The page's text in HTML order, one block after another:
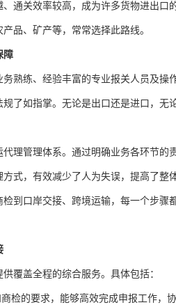
通关效率较高，成为许多货物进出
品、矿产等，常常选择此路线。
障
熟练、经验丰富的专业报关人员及操
了如指掌。无论是出口还是进口，无
理管理体系。通过明确业务各环节
式，有效减少了人为失误，提高了
到口岸交接、跨境运输，每一个步
覆盖全程的综合服务。具体包括：
检的要求，能够高效完成申报工作，